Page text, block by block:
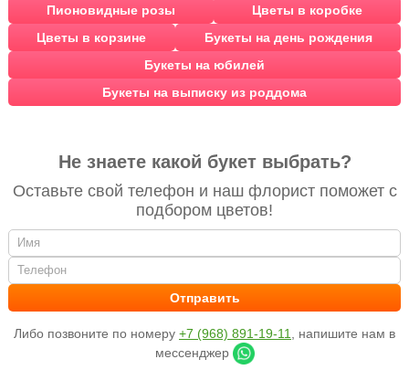
Пионовидные розы
Цветы в коробке
Цветы в корзине
Букеты на день рождения
Букеты на юбилей
Букеты на выписку из роддома
Не знаете какой букет выбрать?
Оставьте свой телефон и наш флорист поможет с
подбором цветов!
Либо позвоните по номеру +7 (968) 891-19-11
, напишите нам в
мессенджер